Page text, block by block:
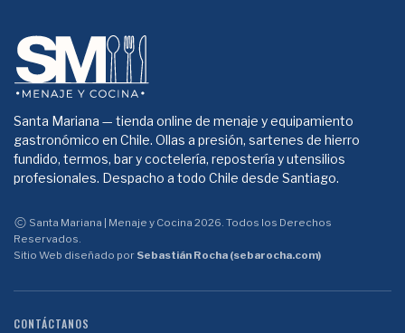
Santa Mariana — tienda online de menaje y equipamiento
gastronómico en Chile. Ollas a presión, sartenes de hierro
fundido, termos, bar y coctelería, repostería y utensilios
profesionales. Despacho a todo Chile desde Santiago.
Santa Mariana | Menaje y Cocina 2026. Todos los Derechos
Reservados.
Sitio Web diseñado por Sebastián Rocha (sebarocha.com)
CONTÁCTANOS